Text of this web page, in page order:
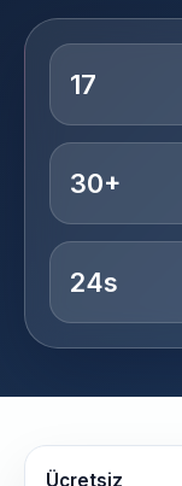
17
30+
24s
Ücretsiz